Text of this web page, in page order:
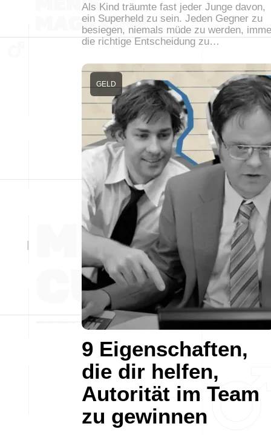
Als Kind träumte fast jeder Junge davon,
ein Superheld zu sein. Jeden Gegner zu
besiegen, niemals müde zu werden,
die richtige Entscheidung zu…
9 Eigenschaften,
die dir helfen,
Autorität im Team
zu gewinnen
GELD